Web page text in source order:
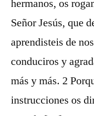
hermanos, os
Señor Jesús, que
aprendisteis de
conduciros y
más y más. 2
instrucciones os